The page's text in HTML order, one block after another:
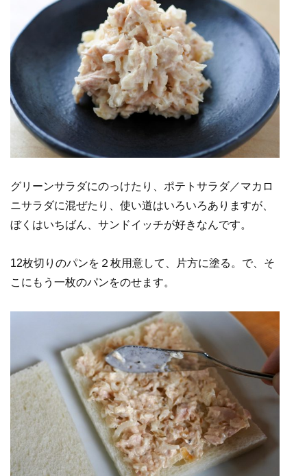
グリーンサラダにのっけたり、ポテトサラダ／マカロ
ニサラダに混ぜたり、使い道はいろいろありますが、
ぼくはいちばん、サンドイッチが好きなんです。
12枚切りのパンを２枚用意して、片方に塗る。で、そ
こにもう一枚のパンをのせます。